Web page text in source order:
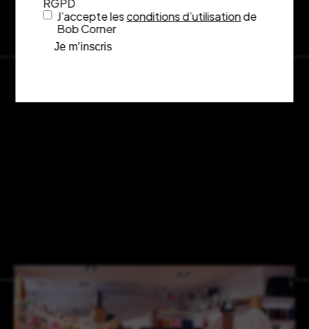
RGPD
J’accepte lesconditions d’utilisationde
Bob Corner
Je m’inscris